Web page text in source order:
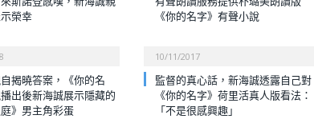
榮幸
《你的名字》有聲小說
揭曉答案，《你的名
出後新海誠展示隱藏的
庭》男主角彩蛋
10/11/2017
監督的真心話，新海誠透露自己對
《你的名字》荷里活真人版看法：
「不是很感興趣」